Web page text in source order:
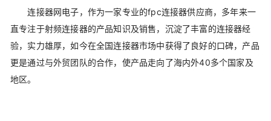
连接器网电子，作为一家专业的fpc连接器供应商，多年来一
直专注于射频连接器的产品知识及销售，沉淀了丰富的连接器经
验，实力雄厚，如今在全国连接器市场中获得了良好的口碑，产品
更是通过与外贸团队的合作，使产品走向了海内外40多个国家及
地区。